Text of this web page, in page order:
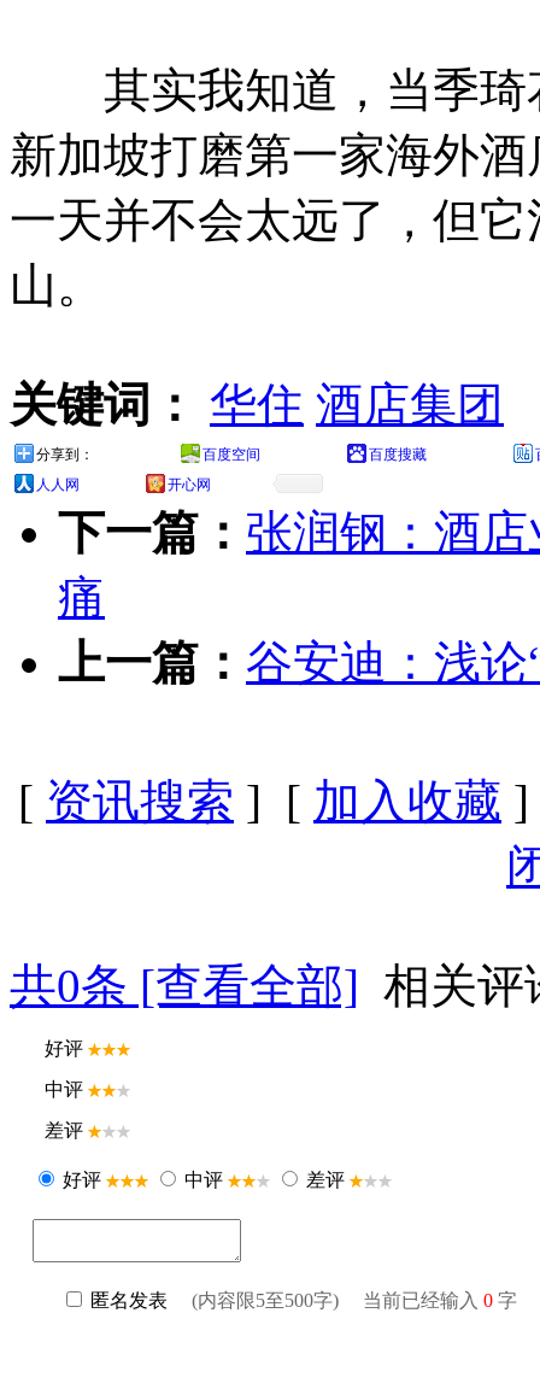
其实我知道，当季琦
新加坡打磨第一家海外
一天并不会太远了，但
山。
关键词： 华住 酒店集团
分享到： 百度空间 百度搜藏
人人网
开心网
下一篇： 张润钢：酒
痛
上一篇： 谷安迪：浅论
[ 资讯搜索 ] [ 加入收藏
共0条 [查看全部] 相关评